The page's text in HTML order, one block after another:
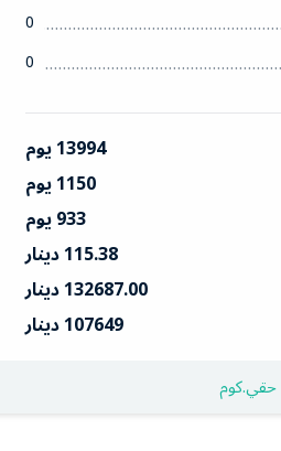
0
0
13994 يوم
1150 يوم
933 يوم
115.38 دينار
132687.00 دينار
107649 دينار
حقي.كوم